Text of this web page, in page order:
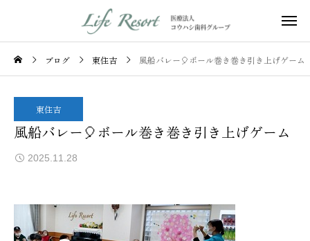
ブログ 東住吉 風船バレー🎈ボール巻き巻き引き上げゲーム
東住吉
風船バレー🎈ボール巻き巻き引き上げゲーム
2025.11.28